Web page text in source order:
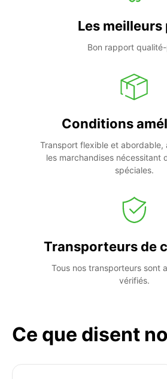
Les meilleurs
Bon rapport
Conditions
Transport flexible et abordable,
les marchandises nécessitant
spéciales.
Transporteurs de
Tous nos transporteurs sont
vérifiés.
Ce que disent